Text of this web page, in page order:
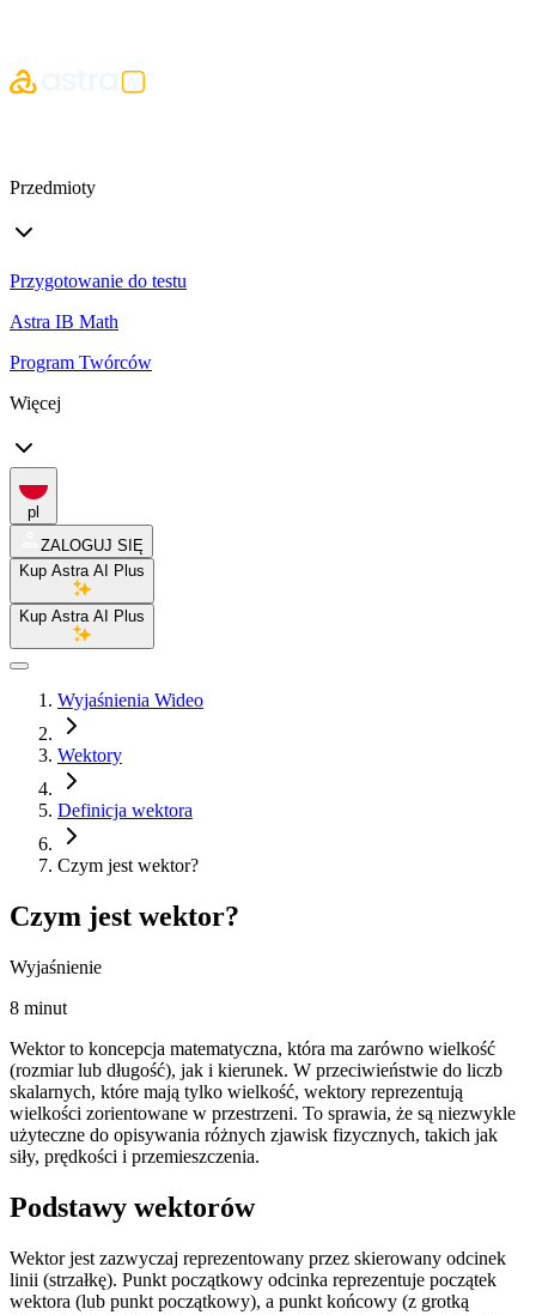
Przedmioty
Przygotowanie do testu
Astra IB Math
Program Twórców
Więcej
pl
ZALOGUJ SIĘ
Kup Astra AI Plus
Kup Astra AI Plus
Wyjaśnienia Wideo
Wektory
Definicja wektora
Czym jest wektor?
Czym jest wektor?
Wyjaśnienie
8 minut
Wektor to koncepcja matematyczna, która ma zarówno wielkość
(rozmiar lub długość), jak i kierunek. W przeciwieństwie do liczb
skalarnych, które mają tylko wielkość, wektory reprezentują
wielkości zorientowane w przestrzeni. To sprawia, że są niezwykle
użyteczne do opisywania różnych zjawisk fizycznych, takich jak
siły, prędkości i przemieszczenia.
Podstawy wektorów
Wektor jest zazwyczaj reprezentowany przez skierowany odcinek
linii (strzałkę). Punkt początkowy odcinka reprezentuje początek
wektora (lub punkt początkowy), a punkt końcowy (z grotką